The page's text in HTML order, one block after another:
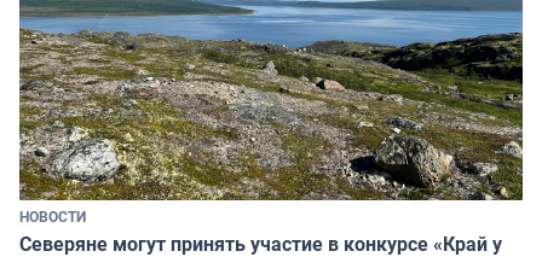
НОВОСТИ
Северяне могут принять участие в конкурсе «Край у